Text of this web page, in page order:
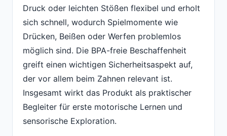
Druck oder leichten Stößen flexibel und erholt
sich schnell, wodurch Spielmomente wie
Drücken, Beißen oder Werfen problemlos
möglich sind. Die BPA-freie Beschaffenheit
greift einen wichtigen Sicherheitsaspekt auf,
der vor allem beim Zahnen relevant ist.
Insgesamt wirkt das Produkt als praktischer
Begleiter für erste motorische Lernen und
sensorische Exploration.